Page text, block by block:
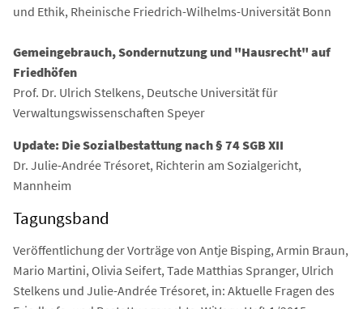
und Ethik, Rheinische Friedrich-Wilhelms-Universität Bonn
Gemeingebrauch, Sondernutzung und "Hausrecht" auf
Friedhöfen
Prof. Dr. Ulrich Stelkens, Deutsche Universität für
Verwaltungswissenschaften Speyer
Update: Die Sozialbestattung nach § 74 SGB XII
Dr. Julie-Andrée Trésoret, Richterin am Sozialgericht,
Mannheim
Tagungsband
Veröffentlichung der Vorträge von Antje Bisping, Armin Braun,
Mario Martini, Olivia Seifert, Tade Matthias Spranger, Ulrich
Stelkens und Julie-Andrée Trésoret, in: Aktuelle Fragen des